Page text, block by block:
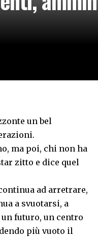
un bel
ma poi, chi non ha
zitto e dice quel
ad arretrare,
a svuotarsi, a
futuro, un centro
più vuoto il